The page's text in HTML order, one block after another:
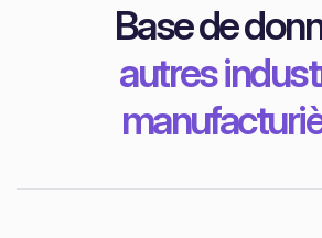
Base de
autres